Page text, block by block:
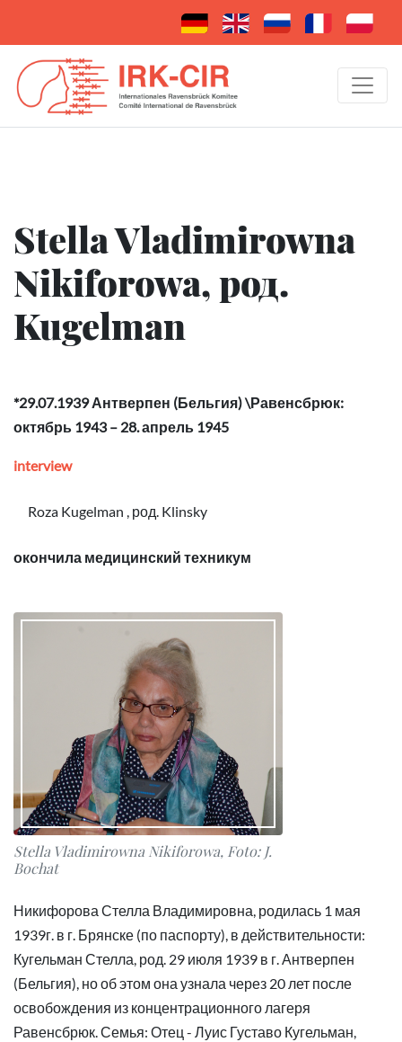
Stella Vladimirowna
Nikiforowa, род.
Kugelman
*29.07.1939 Антверпен (Бельгия) \Равенсбрюк:
октябрь 1943 – 28. апрель 1945
interview
Roza Kugelman , род. Klinsky
окончила медицинский техникум
Stella Vladimirowna Nikiforowa, Foto: J.
Bochat
Никифорова Стелла Владимировна, родилась 1 мая
1939г. в г. Брянске (по паспорту), в действительности:
Кугельман Стелла, род. 29 июля 1939 в г. Антверпен
(Бельгия), но об этом она узнала через 20 лет после
освобождения из концентрационного лагеря
Равенсбрюк. Семья: Отец - Луис Густаво Кугельман,